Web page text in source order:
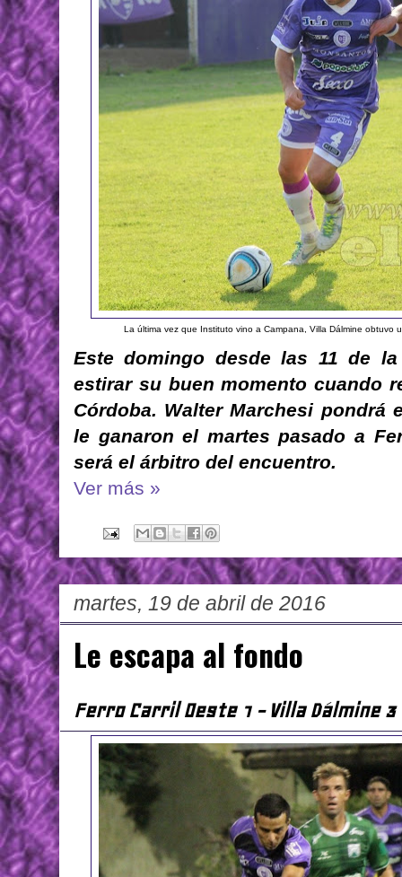
La última vez que Instituto vino a Campana, Villa Dálmine
Este domingo desde las 11 de
estirar su buen momento cuando
Córdoba. Walter Marchesi pondrá
le ganaron el martes pasado a
será el árbitro del encuentro.
Ver más »
martes, 19 de abril de 2016
Le escapa al fondo
Ferro Carril Oeste 1 - Villa Dálmine 3